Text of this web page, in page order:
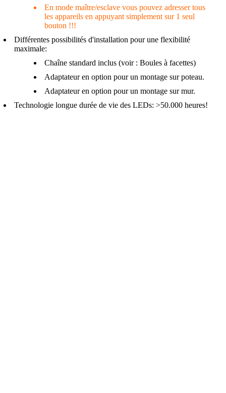
En mode maître/esclave vous pouvez adresser tous
les appareils en appuyant simplement sur 1 seul
bouton !!!
Différentes possibilités d'installation pour une flexibilité
maximale:
Chaîne standard inclus (voir : Boules à facettes)
Adaptateur en option pour un montage sur poteau.
Adaptateur en option pour un montage sur mur.
Technologie longue durée de vie des LEDs: >50.000 heures!